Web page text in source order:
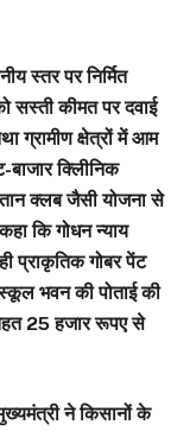
स्तर पर निर्मित
सस्ती कीमत पर दवाई
ग्रामीण क्षेत्रों में आम
क्लिीनिक
क्लब जैसी योजना से
कि गोधन न्याय
प्राकृतिक गोबर पेंट
भवन की पोताई की
25 हजार रूपए से
ने किसानों के